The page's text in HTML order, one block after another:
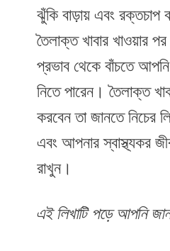
ঝুঁকি বাড়ায় এবং রক্তচাপ
তৈলাক্ত খাবার খাওয়ার
প্রভাব থেকে বাঁচতে
নিতে পারেন। তৈলাক্ত
করবেন তা জানতে নিচের
এবং আপনার স্বাস্থ্যকর
রাখুন।
এই লিখাটি পড়ে আপনি